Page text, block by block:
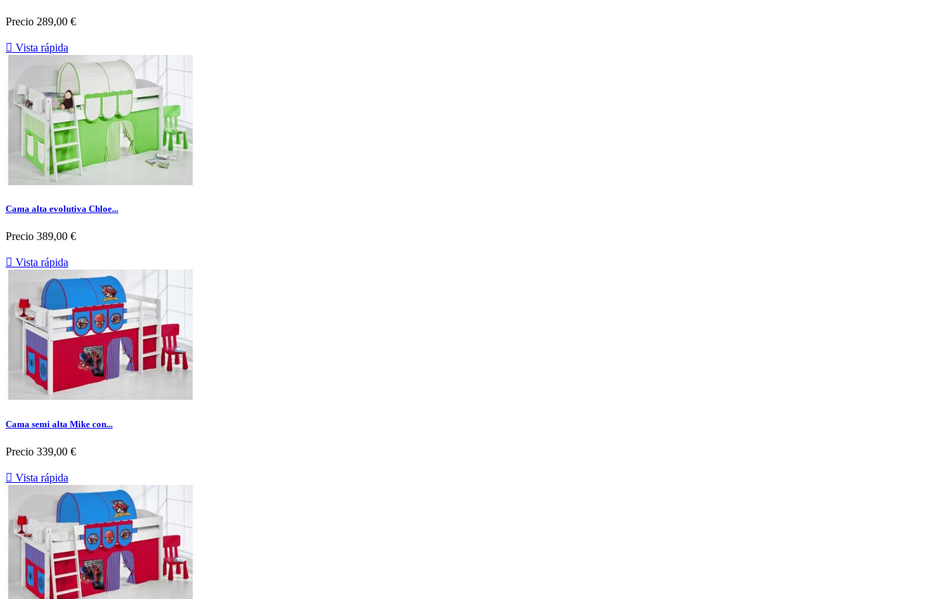
Precio 289,00 €
 Vista rápida
Cama alta evolutiva Chloe...
Precio 389,00 €
 Vista rápida
Cama semi alta Mike con...
Precio 339,00 €
 Vista rápida